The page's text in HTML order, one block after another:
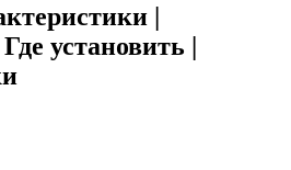
|
установить |